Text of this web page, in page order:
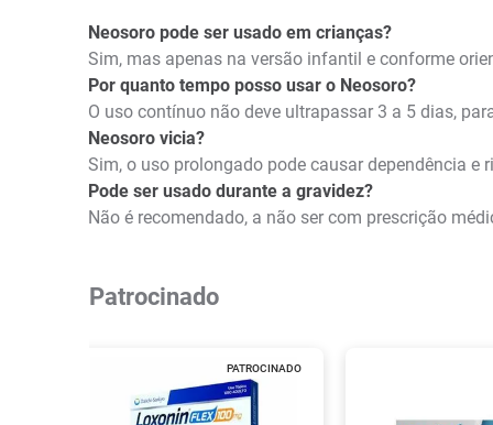
Neosoro pode ser usado em crianças?
Sim, mas apenas na versão infantil e conforme
Por quanto tempo posso usar o Neosoro?
O uso contínuo não deve ultrapassar 3 a 5 dias,
Neosoro vicia?
Sim, o uso prolongado pode causar dependência e
Pode ser usado durante a gravidez?
Não é recomendado, a não ser com prescrição
Patrocinado
PATROCINADO